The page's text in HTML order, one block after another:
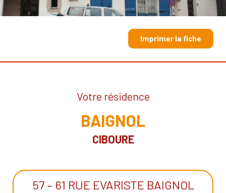
Imprimer la fiche
Votre résidence
BAIGNOL
CIBOURE
57 – 61 RUE EVARISTE BAIGNOL